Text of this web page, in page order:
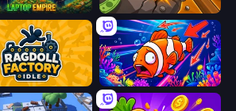
Empire Mine Clicker
Factory Idle Fish Catch Idle